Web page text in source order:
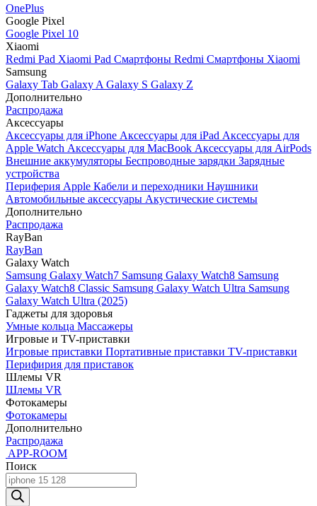
OnePlus
Google Pixel
Google Pixel 10
Xiaomi
Redmi Pad Xiaomi Pad Смартфоны Redmi Смартфоны Xiaomi
Samsung
Galaxy Tab Galaxy A Galaxy S Galaxy Z
Дополнительно
Распродажа
Аксессуары
Аксессуары для iPhone Аксессуары для iPad Аксессуары для
Apple Watch Аксессуары для MacBook Аксессуары для AirPods
Внешние аккумуляторы Беспроводные зарядки Зарядные
устройства
Периферия Apple Кабели и переходники Наушники
Автомобильные аксессуары Акустические системы
Дополнительно
Распродажа
RayBan
RayBan
Galaxy Watch
Samsung Galaxy Watch7 Samsung Galaxy Watch8 Samsung
Galaxy Watch8 Classic Samsung Galaxy Watch Ultra Samsung
Galaxy Watch Ultra (2025)
Гаджеты для здоровья
Умные кольца Массажеры
Игровые и TV-приставки
Игровые приставки Портативные приставки TV-приставки
Перифирия для приставок
Шлемы VR
Шлемы VR
Фотокамеры
Фотокамеры
Дополнительно
Распродажа
APP-ROOM
Поиск
Поиск
товаров